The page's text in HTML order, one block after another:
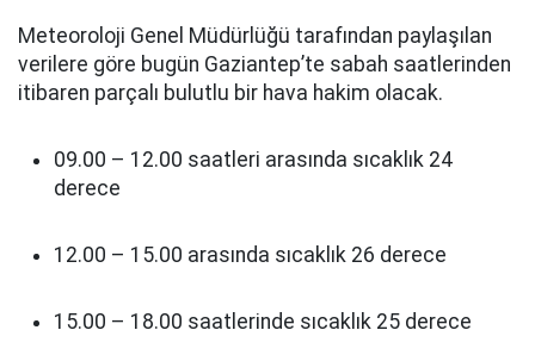
Meteoroloji Genel Müdürlüğü tarafından paylaşılan
verilere göre bugün Gaziantep’te sabah saatlerinden
itibaren parçalı bulutlu bir hava hakim olacak.
09.00 – 12.00 saatleri arasında sıcaklık 24
derece
12.00 – 15.00 arasında sıcaklık 26 derece
15.00 – 18.00 saatlerinde sıcaklık 25 derece